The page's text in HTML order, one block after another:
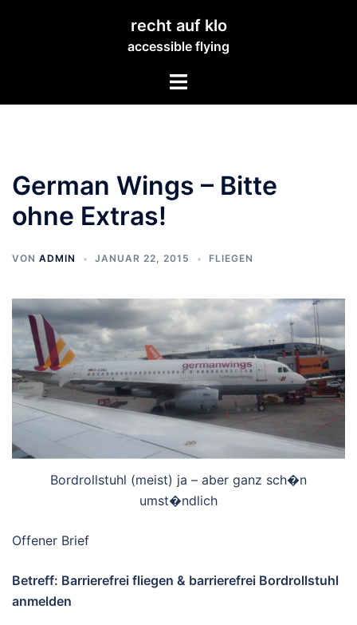
recht auf klo
accessible flying
Menü
German Wings – Bitte
ohne Extras!
VON ADMIN JANUAR 22, 2015 FLIEGEN
Bordrollstuhl (meist) ja – aber ganz sch�n
umst�ndlich
Offener Brief
Betreff: Barrierefrei fliegen & barrierefrei Bordrollstuhl
anmelden